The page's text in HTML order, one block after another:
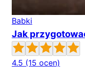
Babki
Jak
4.5 (15 ocen)